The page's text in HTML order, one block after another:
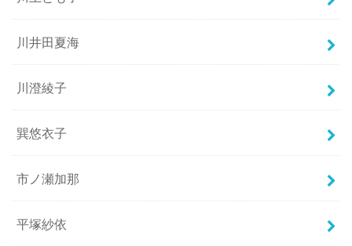
川井田夏海
川澄綾子
巽悠衣子
市ノ瀬加那
平塚紗依